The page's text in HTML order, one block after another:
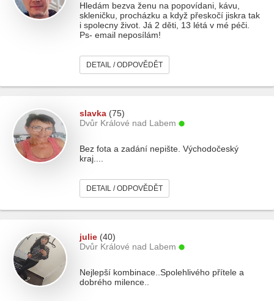
Hledám bezva ženu na popovídani, kávu,
skleničku, procházku a když přeskočí jiskra tak
i spolecny život. Já 2 děti, 13 létá v mé péči.
Ps- email neposílám!
DETAIL / ODPOVĚDĚT
slavka (75)
Dvůr Králové nad Labem
Bez fota a zadání nepište. Východočeský
kraj....
DETAIL / ODPOVĚDĚT
julie (40)
Dvůr Králové nad Labem
Nejlepší kombinace..Spolehlivého přítele a
dobrého milence..